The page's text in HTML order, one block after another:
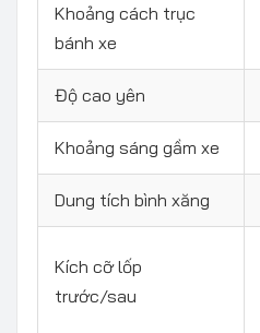
Khoảng cách trục
bánh xe
Độ cao yên
Khoảng sáng gầm xe
Dung tích bình xăng
Kích cỡ lốp
trước/sau